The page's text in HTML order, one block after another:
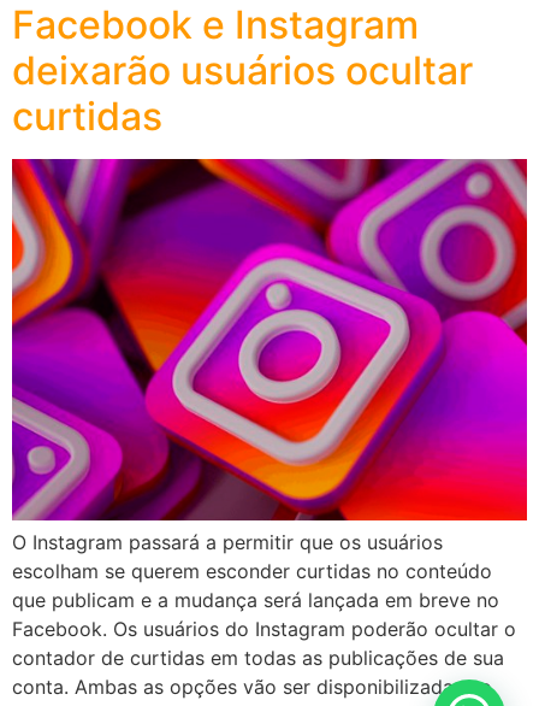
Facebook e Instagram
deixarão usuários ocultar
curtidas
O Instagram passará a permitir que os usuários
escolham se querem esconder curtidas no conteúdo
que publicam e a mudança será lançada em breve no
Facebook. Os usuários do Instagram poderão ocultar o
contador de curtidas em todas as publicações de sua
conta. Ambas as opções vão ser disponibilizadas no